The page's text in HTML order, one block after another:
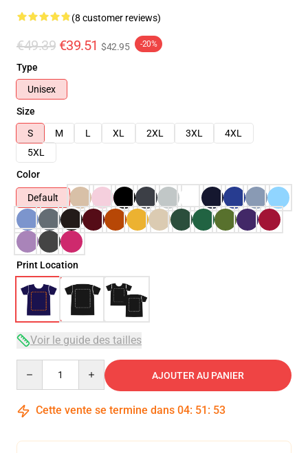
(8 customer reviews)
€49.39 €39.51 $42.95 -20%
Type
Unisex
Size
S
M L XL 2XL 3XL
4XL
5XL
Color
Default
Print Location
Voir le guide des tailles
AJOUTER AU PANIER
Cette vente se termine dans 04: 51 : 53